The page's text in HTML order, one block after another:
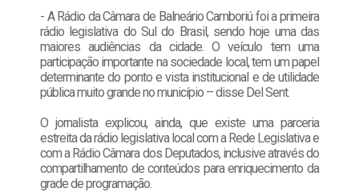
- A Rádio da Câmara de Balneário Camboriú foi a primeira
rádio legislativa do Sul do Brasil, sendo hoje uma das
maiores audiências da cidade. O veículo tem uma
participação importante na sociedade local, tem um papel
determinante do ponto e vista institucional e de utilidade
pública muito grande no município – disse Del Sent.
O jornalista explicou, ainda, que existe uma parceria
estreita da rádio legislativa local com a Rede Legislativa e
com a Rádio Câmara dos Deputados, inclusive através do
compartilhamento de conteúdos para enriquecimento da
grade de programação.